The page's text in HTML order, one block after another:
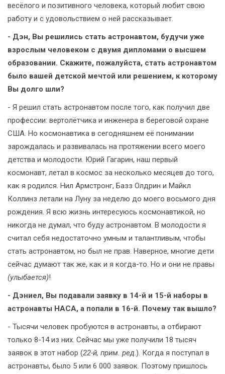
весёлого и позитивного человека, который любит свою
работу и с удовольствием о ней рассказывает.
- Дэн, Вы решились стать астронавтом, будучи уже
взрослым человеком с двумя дипломами о высшем
образовании. Скажите, пожалуйста, стать астронавтом
было вашей детской мечтой или решением, к которому
Вы долго шли?
- Я решил стать астронавтом после того, как получил две
профессии: вертолётчика и инженера в береговой охране
США. Но космонавтика в сегодняшнем её понимании
зарождалась и развивалась на протяжении всего моего
детства и молодости. Юрий Гагарин, наш первый
космонавт, летал в космос за несколько месяцев до того,
как я родился. Нил Армстронг, Базз Олдрин и Майкл
Коллинз летали на Луну за неделю до моего восьмого дня
рождения. Я всю жизнь интересуюсь космонавтикой, но
никогда не думал, что буду астронавтом. В молодости я
считал себя недостаточно умным и талантливым, чтобы
стать астронавтом, но был не прав. Наверное, многие дети
сейчас думают так же, как и я когда-то. Но и они не правы
(улыбается)!
- Дэниел, Вы подавали заявку в 14-й и 15-й наборы в
астронавты НАСА, а попали в 16-й. Почему так вышло?
- Тысячи человек пробуются в астронавты, а отбирают
только 8-14 из них. Сейчас мы уже получили 18 тысяч
заявок в этот набор (22-й, прим. ред.). Когда я поступал в
астронавты, было 5 или 6 000 заявок. Поэтому пришлось